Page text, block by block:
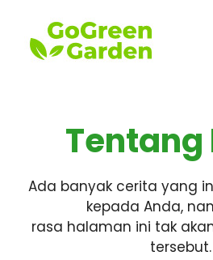
content
Tentang
Ada banyak cerita yang
kepada Anda,
rasa halaman ini tak
tersebut.